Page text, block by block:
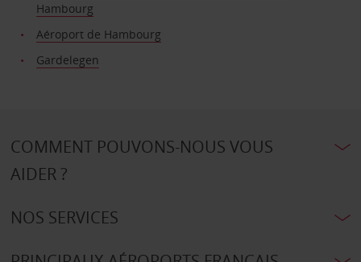
Hambourg
Aéroport de Hambourg
Gardelegen
COMMENT POUVONS-NOUS VOUS
AIDER ?
NOS SERVICES